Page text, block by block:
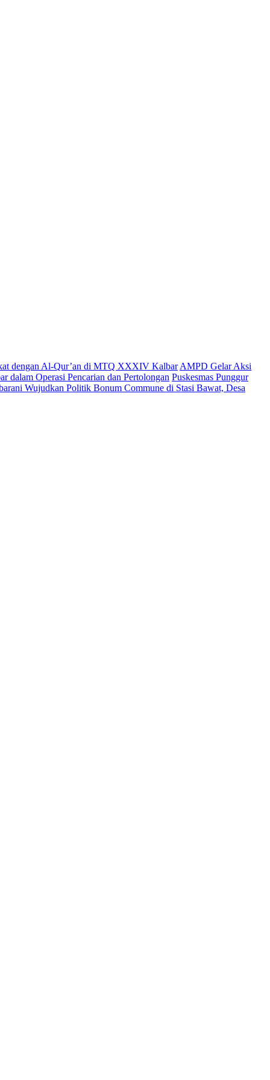
dengan Al-Qur’an di MTQ XXXIV Kalbar AMPD Gelar Aksi
dalam Operasi Pencarian dan Pertolongan Puskesmas Punggur
Wujudkan Politik Bonum Commune di Stasi Bawat, Desa